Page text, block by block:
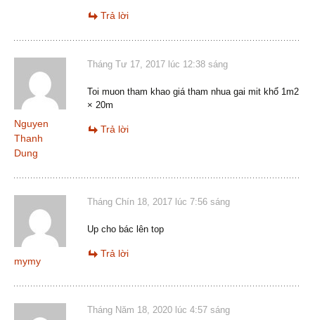
Trả lời
Nguyen
Thanh
Dung
Tháng Tư 17, 2017 lúc 12:38 sáng
Toi muon tham khao giá tham nhua gai mit khổ 1m2
× 20m
Trả lời
mymy
Tháng Chín 18, 2017 lúc 7:56 sáng
Up cho bác lên top
Trả lời
Tháng Năm 18, 2020 lúc 4:57 sáng